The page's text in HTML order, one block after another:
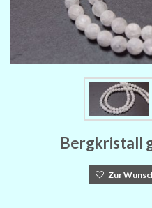
Bergkristall
Zur